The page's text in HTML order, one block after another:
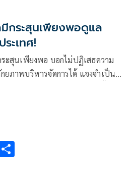
มีกระสุนเพียงพอดูแล
ะเทศ!
ระสุนเพียงพอ บอกไม่ปฏิเสธความ
ยภาพบริหารจัดการได้ แจงจำเป็น